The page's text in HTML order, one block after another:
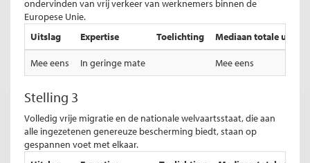
ondervinden van vrij verkeer van werknemers binnen de
Europese Unie.
Uitslag
Expertise Toelichting Mediaan totale uitslag
Mee eens In geringe mate Mee eens
Stelling 3
Volledig vrije migratie en de nationale welvaartsstaat, die aan
alle ingezetenen genereuze bescherming biedt, staan op
gespannen voet met elkaar.